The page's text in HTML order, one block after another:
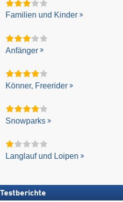
Familien und Kinder
Anfänger
Könner, Freerider
Snowparks
Langlauf und Loipen
Testberichte